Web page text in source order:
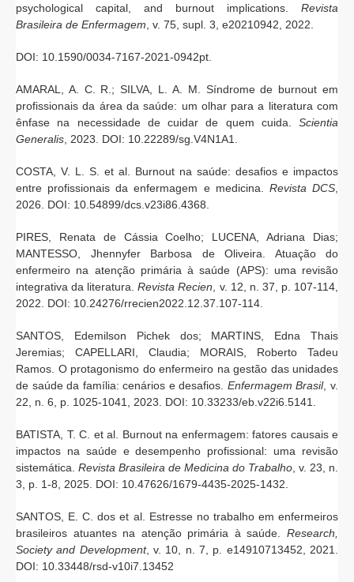
psychological capital, and burnout implications. Revista
Brasileira de Enfermagem, v. 75, supl. 3, e20210942, 2022.
DOI: 10.1590/0034-7167-2021-0942pt.
AMARAL, A. C. R.; SILVA, L. A. M. Síndrome de burnout em
profissionais da área da saúde: um olhar para a literatura com
ênfase na necessidade de cuidar de quem cuida. Scientia
Generalis, 2023. DOI: 10.22289/sg.V4N1A1.
COSTA, V. L. S. et al. Burnout na saúde: desafios e impactos
entre profissionais da enfermagem e medicina. Revista DCS,
2026. DOI: 10.54899/dcs.v23i86.4368.
PIRES, Renata de Cássia Coelho; LUCENA, Adriana Dias;
MANTESSO, Jhennyfer Barbosa de Oliveira. Atuação do
enfermeiro na atenção primária à saúde (APS): uma revisão
integrativa da literatura.Revista Recien, v. 12, n. 37, p. 107-114,
2022. DOI: 10.24276/rrecien2022.12.37.107-114.
SANTOS, Edemilson Pichek dos; MARTINS, Edna Thais
Jeremias; CAPELLARI, Claudia; MORAIS, Roberto Tadeu
Ramos. O protagonismo do enfermeiro na gestão das unidades
de saúde da família: cenários e desafios. Enfermagem Brasil, v.
22, n. 6, p. 1025-1041, 2023. DOI: 10.33233/eb.v22i6.5141.
BATISTA, T. C. et al. Burnout na enfermagem: fatores causais e
impactos na saúde e desempenho profissional: uma revisão
sistemática. Revista Brasileira de Medicina do Trabalho, v. 23, n.
3, p. 1-8, 2025. DOI: 10.47626/1679-4435-2025-1432.
SANTOS, E. C. dos et al. Estresse no trabalho em enfermeiros
brasileiros atuantes na atenção primária à saúde. Research,
Society and Development, v. 10, n. 7, p. e14910713452, 2021.
DOI: 10.33448/rsd-v10i7.13452